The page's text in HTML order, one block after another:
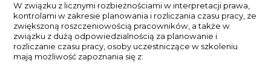
W związku z licznymi rozbieżnościami w interpretacji prawa,
kontrolami w zakresie planowania i rozliczania czasu pracy, ze
zwiększoną roszczeniowością pracowników, a także w
związku z dużą odpowiedzialnością za planowanie i
rozliczanie czasu pracy, osoby uczestniczące w szkoleniu
mają możliwość zapoznania się z: